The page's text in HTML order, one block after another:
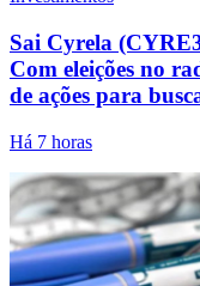
Sai Cyrela
Com eleições no
de ações para
Há 7 horas